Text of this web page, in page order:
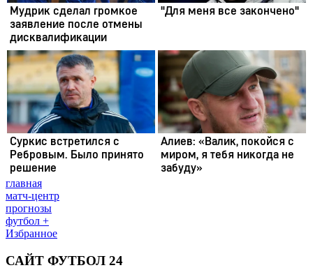
главная
матч-центр
прогнозы
футбол +
Избранное
САЙТ ФУТБОЛ 24